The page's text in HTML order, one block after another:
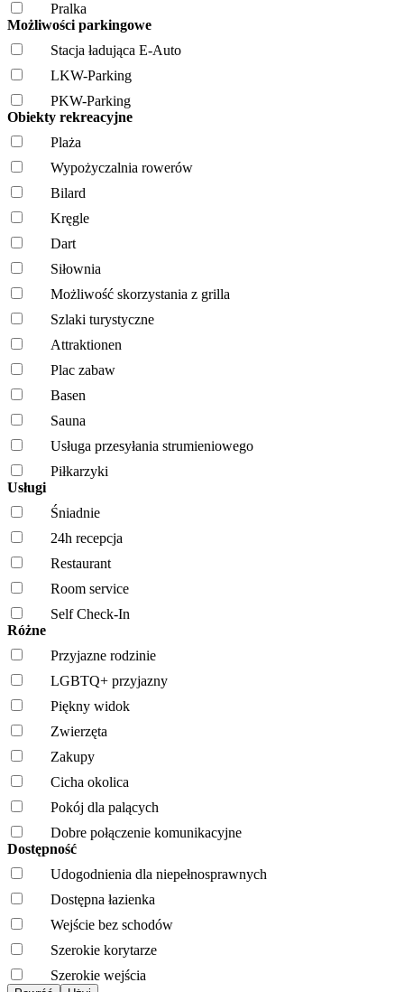
Pralka
Możliwości parkingowe
Stacja ładująca E-Auto
LKW-Parking
PKW-Parking
Obiekty rekreacyjne
Plaża
Wypożyczalnia rowerów
Bilard
Kręgle
Dart
Siłownia
Możliwość skorzystania z grilla
Szlaki turystyczne
Attraktionen
Plac zabaw
Basen
Sauna
Usługa przesyłania strumieniowego
Piłkarzyki
Usługi
Śniadnie
24h recepcja
Restaurant
Room service
Self Check-In
Różne
Przyjazne rodzinie
LGBTQ+ przyjazny
Piękny widok
Zwierzęta
Zakupy
Cicha okolica
Pokój dla palących
Dobre połączenie komunikacyjne
Dostępność
Udogodnienia dla niepełnosprawnych
Dostępna łazienka
Wejście bez schodów
Szerokie korytarze
Szerokie wejścia